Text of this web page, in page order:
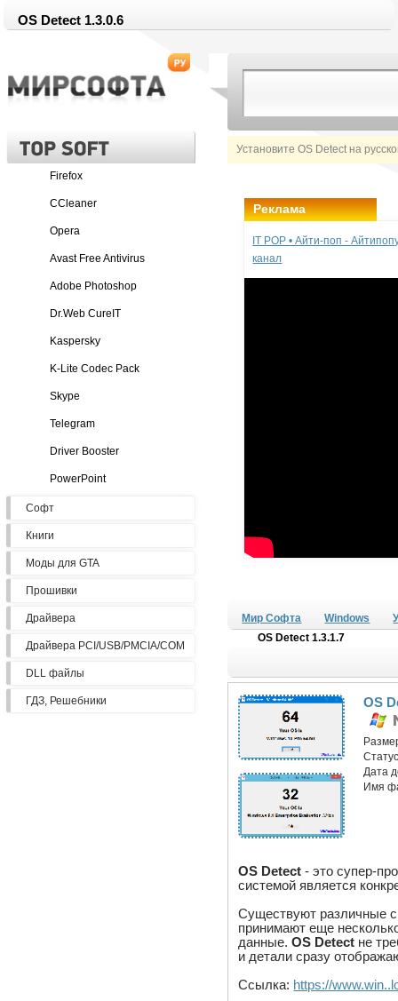
OS Detect 1.3.0.6
Установите OS Detect на
Firefox
CCleaner
Opera
Avast Free Antivirus
Adobe Photoshop
Dr.Web CureIT
Kaspersky
K-Lite Codec Pack
Skype
Telegram
Driver Booster
PowerPoint
Софт
Книги
Моды для GTA
Прошивки
Драйвера
Драйвера PCI/USB/PMCIA/COM
DLL файлы
ГДЗ, Решебники
Реклама
IT POP • Айти-поп -
канал
Мир Софта Windows
OS Detect 1.3.1.7
OS
Дата
Имя
OS Detect - это супер-
системой является
Существуют различные
принимают еще
данные.OS Detect не
и детали сразу
Ссылка: https://